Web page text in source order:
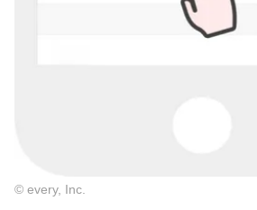
© every, Inc.